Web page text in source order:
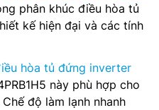
phân khúc điều hòa tủ
kế hiện đại và các tính
hòa tủ đứng inverter
này phù hợp cho
độ làm lạnh nhanh